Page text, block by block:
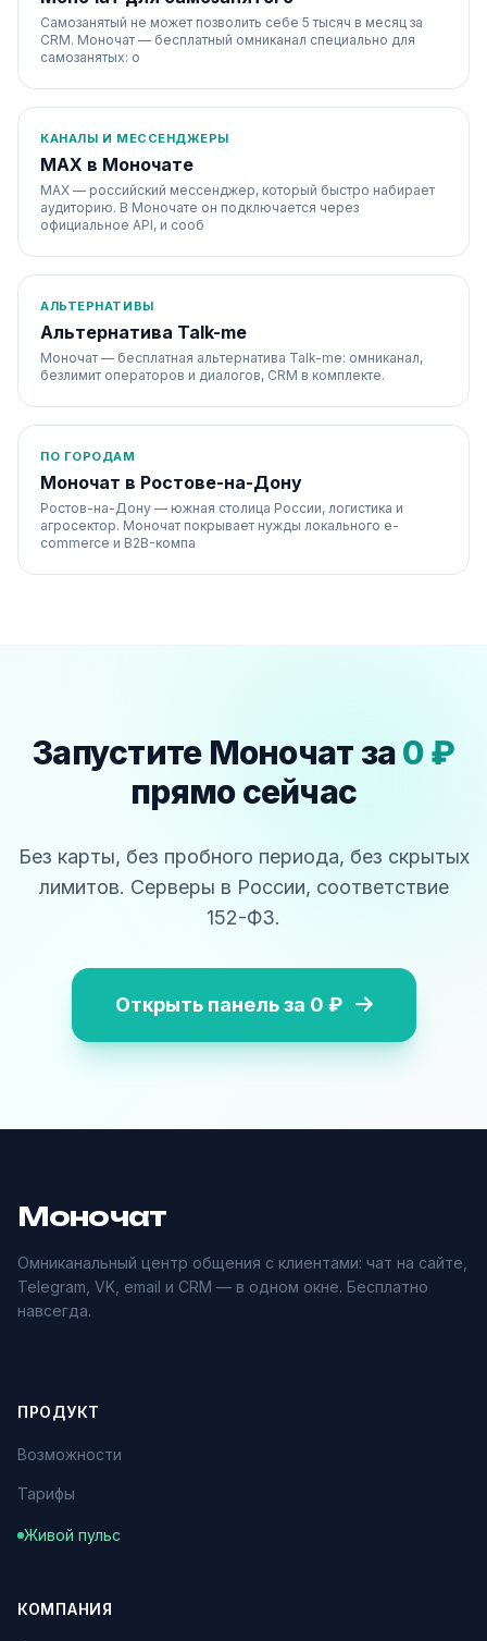
Самозанятый не может позволить себе 5 тысяч в месяц за
CRM. Моночат — бесплатный омниканал специально для
самозанятых: о
КАНАЛЫ И МЕССЕНДЖЕРЫ
MAX в Моночате
MAX — российский мессенджер, который быстро набирает
аудиторию. В Моночате он подключается через
официальное API, и сооб
АЛЬТЕРНАТИВЫ
Альтернатива Talk-me
Моночат — бесплатная альтернатива Talk-me: омниканал,
безлимит операторов и диалогов, CRM в комплекте.
ПО ГОРОДАМ
Моночат в Ростове-на-Дону
Ростов-на-Дону — южная столица России, логистика и
агросектор. Моночат покрывает нужды локального e-
commerce и B2B-компа
Запустите Моночат за0 ₽
прямо сейчас
Без карты, без пробного периода, без скрытых
лимитов. Серверы в России, соответствие
152-ФЗ.
Открыть панель за 0 ₽
Моночат
Омниканальный центр общения с клиентами: чат на сайте,
Telegram, VK, email и CRM — в одном окне. Бесплатно
навсегда.
ПРОДУКТ
Возможности
Тарифы
Живой пульс
КОМПАНИЯ